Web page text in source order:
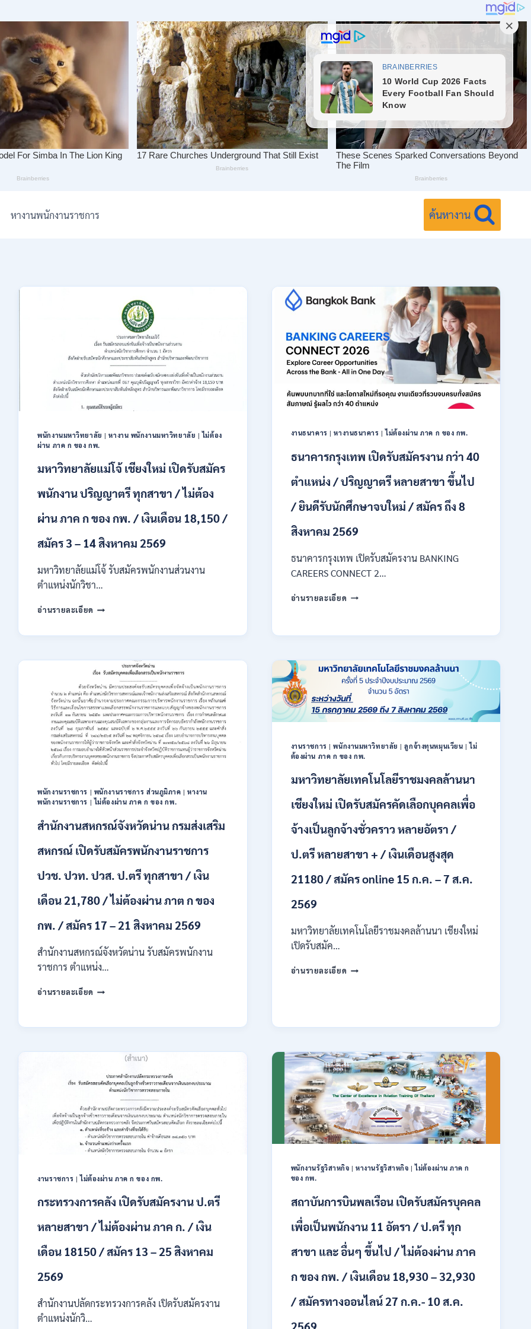
หางานพนักงานราชการ ค้นหางาน
พนักงานมหาวิทยาลัย |หางาน พนักงานมหาวิทยาลัย |ไม่ต้อง
ผ่าน ภาค ก ของ กพ.
มหาวิทยาลัยแม่โจ้ เชียงใหม่ เปิดรับสมัคร
พนักงาน ปริญญาตรี ทุกสาขา / ไม่ต้อง
ผ่าน ภาค ก ของ กพ. / เงินเดือน 18,150 /
สมัคร 3 – 14 สิงหาคม 2569
มหาวิทยาลัยแม่โจ้ รับสมัครพนักงานส่วนงาน
ตำแหน่งนักวิชา…
อ่านรายละเอียด มหาวิทยาลัย
สมัคร
พนักงาน
ปริญญา
ตรี
ทุก
สาขา
/
ไม่
ภาค
กพ.
/
เงิน
18,150
สมัคร
–
สิงหาคม
2569
งานธนาคาร |หางานธนาคาร |ไม่ต้องผ่าน ภาค ก ของ กพ.
ธนาคารกรุงเทพ เปิดรับสมัครงาน กว่า 40
ตำแหน่ง / ปริญญาตรี หลายสาขา ขึ้นไป
/ ยินดีรับนักศึกษาจบใหม่ / สมัคร ถึง 8
สิงหาคม 2569
ธนาคารกรุงเทพ เปิดรับสมัครงาน BANKING
CAREERS CONNECT 2…
อ่านรายละเอียด ธนาคาร
กว่า
40
ตำแหน่ง
/
ปริญญา
สาขา
ขึ้น
/
ยินดี
รับ
นักศึกษา
จบ
/
ถึง
พนักงานราชการ | พนักงานราชการ ส่วนภูมิภาค |หางาน
พนักงานราชการ |ไม่ต้องผ่าน ภาค ก ของ กพ.
สำนักงานสหกรณ์จังหวัดน่าน กรมส่งเสริม
สหกรณ์ เปิดรับสมัครพนักงานราชการ
ปวช. ปวท. ปวส. ป.ตรี ทุกสาขา / เงิน
เดือน 21,780 / ไม่ต้องผ่าน ภาต ก ของ
กพ. / สมัคร 17 – 21 สิงหาคม 2569
สำนักงานสหกรณ์จังหวัดน่าน รับสมัครพนักงาน
ราชการ ตำแหน่ง…
อ่านรายละเอียด สำนักงาน
เปิด
สมัคร
พนักงาน
ราชการ
ปวช.
ปวท.
ป.ตรี
สาขา
เงิน
21,780
ภาต
งานราชการ |พนักงานมหาวิทยาลัย |ลูกจ้างทุนหมุนเวียน |ไม่
ต้องผ่าน ภาค ก ของ กพ.
มหาวิทยาลัยเทคโนโลยีราชมงคลล้านนา
เชียงใหม่ เปิดรับสมัครคัดเลือกบุคคลเพื่อ
จ้างเป็นลูกจ้างชั่วคราว หลายอัตรา /
ป.ตรี หลายสาขา + / เงินเดือนสูงสุด
21180 / สมัคร online 15 ก.ค. – 7 ส.ค.
2569
มหาวิทยาลัยเทคโนโลยีราชมงคลล้านนา เชียงใหม่
เปิดรับสมัค…
อ่านรายละเอียด มหาวิทยาลัย
นา
เปิด
รับ
สมัคร
คัด
เลือก
บุคคล
เพื่อ
จ้าง
เป็น
ชั่วคราว
/
หลาย
+
เงิน
สูงสุด
งานราชการ |ไม่ต้องผ่าน ภาค ก ของ กพ.
กระทรวงการคลัง เปิดรับสมัครงาน ป.ตรี
หลายสาขา / ไม่ต้องผ่าน ภาค ก. / เงิน
เดือน 18150 / สมัคร 13 – 25 สิงหาคม
2569
สำนักงานปลัดกระทรวงการคลัง เปิดรับสมัครงาน
ตำแหน่งนักวิ…
พนักงานรัฐวิสาหกิจ |หางานรัฐวิสาหกิจ |ไม่ต้องผ่าน ภาค ก
ของ กพ.
สถาบันการบินพลเรือน เปิดรับสมัครบุคคล
เพื่อเป็นพนักงาน 11 อัตรา / ป.ตรี ทุก
สาขา และ อื่นๆ ขึ้นไป / ไม่ต้องผ่าน ภาค
ก ของ กพ. / เงินเดือน 18,930 – 32,930
/ สมัครทางออนไลน์ 27 ก.ค.- 10 ส.ค.
2569